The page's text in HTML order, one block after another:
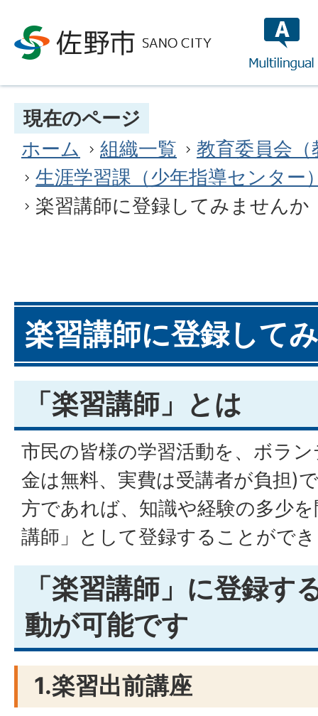
現在のページ
ホーム
組織一覧
教育委員会（
生涯学習課（少年指導センター
楽習講師に登録してみませんか
楽習講師に登録して
「楽習講師」とは
市民の皆様の学習活動を、ボラ
金は無料、実費は受講者が負担)
方であれば、知識や経験の多少
講師」として登録することがで
「楽習講師」に登録す
動が可能です
1.楽習出前講座